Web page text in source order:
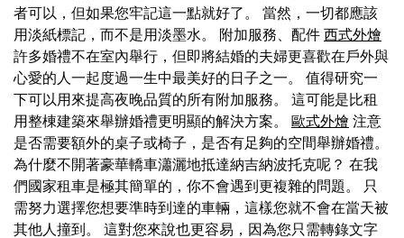
者可以，但如果您牢記這一點就好了。 當然，一切都應該
用淡紙標記，而不是用淡墨水。 附加服務、配件 西式外燴
許多婚禮不在室內舉行，但即將結婚的夫婦更喜歡在戶外與
心愛的人一起度過一生中最美好的日子之一。 值得研究一
下可以用來提高夜晚品質的所有附加服務。 這可能是比租
用整棟建築來舉辦婚禮更明顯的解決方案。
歐式外燴 注意
是否需要額外的桌子或椅子，是否有足夠的空間舉辦婚禮。
為什麼不開著豪華轎車瀟灑地抵達納吉納波托克呢？ 在我
們國家租車是極其簡單的，你不會遇到更複雜的問題。 只
需努力選擇您想要準時到達的車輛，這樣您就不會在當天被
其他人撞到。 這對您來說也更容易，因為您只需轉錄文字